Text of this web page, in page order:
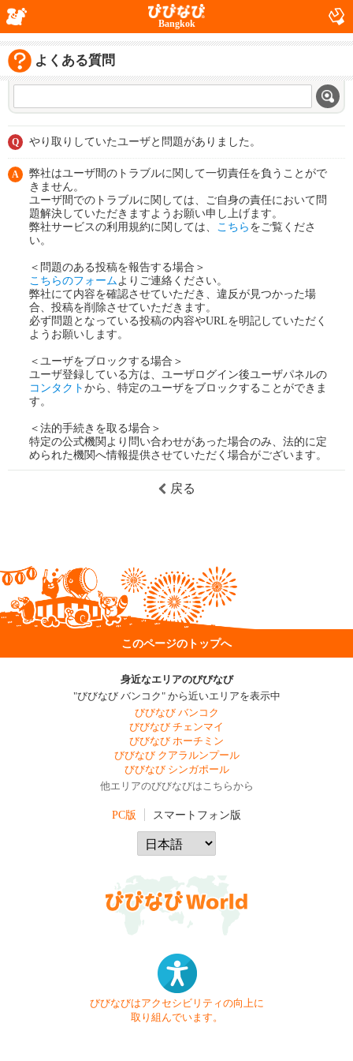
Bangkok
よくある質問
Q やり取りしていたユーザと問題がありました。
A
弊社はユーザ間のトラブルに関して一切責任を負うことがで
きません。
ユーザ間でのトラブルに関しては、ご自身の責任において問
題解決していただきますようお願い申し上げます。
弊社サービスの利用規約に関しては、 こちら をご覧くださ
い。
＜問題のある投稿を報告する場合＞
こちらのフォームよりご連絡ください。
弊社にて内容を確認させていただき、違反が見つかった場
合、投稿を削除させていただきます。
必ず問題となっている投稿の内容やURLを明記していただく
ようお願いします。
＜ユーザをブロックする場合＞
ユーザ登録している方は、ユーザログイン後ユーザパネルの
コンタクト から、特定のユーザをブロックすることができま
す。
＜法的手続きを取る場合＞
特定の公式機関より問い合わせがあった場合のみ、法的に定
められた機関へ情報提供させていただく場合がございます。
戻る
このページのトップへ
身近なエリアのびびなび
"びびなび バンコク" から近いエリアを表示中
びびなび バンコク
びびなび チェンマイ
びびなび ホーチミン
びびなび クアラルンプール
びびなび シンガポール
他エリアのびびなびはこちらから
PC版 スマートフォン版
びびなびはアクセシビリティの向上に
取り組んでいます。